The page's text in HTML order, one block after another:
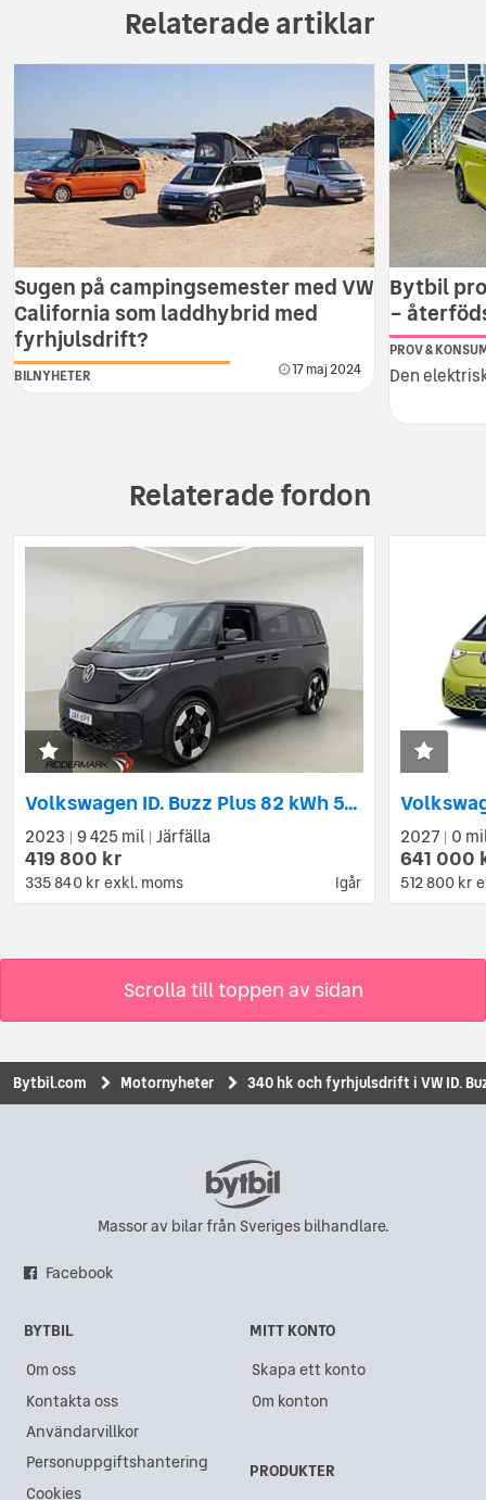
Relaterade artiklar
Sugen på campingsemester med VW
California som laddhybrid med
fyrhjulsdrift?
BILNYHETER 17 maj 2024
Bytbil
–
PROV &
Den
Relaterade fordon
Igår
Volkswagen ID. Buzz Plus 82 kWh 5-Sits Värm Drag B-Kam MOMS
2023 9 425 mil Järfälla
419 800 kr
335 840 kr exkl. moms
2027 0
641 000
512 800 kr
Scrolla till toppen av sidan
Bytbil.com Motornyheter 340 hk och fyrhjulsdrift i VW ID.
Massor av bilar från Sveriges bilhandlare.
Facebook
BYTBIL
Om oss
Kontakta oss
Användarvillkor
Personuppgiftshantering
Cookies
MITT KONTO
Skapa ett konto
Om konton
PRODUKTER